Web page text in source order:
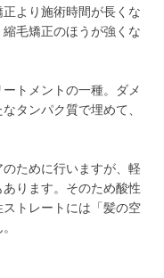
より施術時間が長くな
毛矯正のほうが強くな
トメントの一種。ダメ
タンパク質で埋めて、
ために行いますが、軽
ります。そのため酸性
トレートには「髪の空